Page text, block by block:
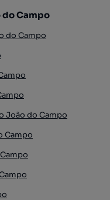
do Campo
do Campo
João do Campo
Campo